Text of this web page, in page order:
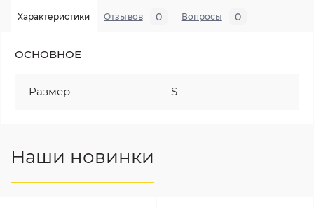
Характеристики Отзывов 0 Вопросы 0
ОСНОВНОЕ
Размер S
Наши новинки